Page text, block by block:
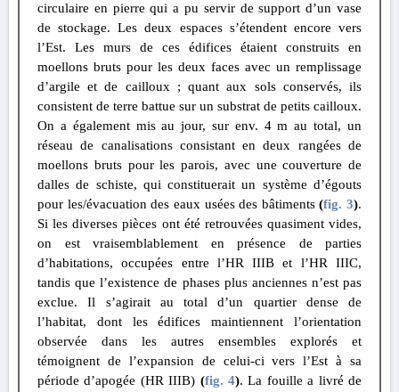
circulaire en pierre qui a pu servir de support d’un vase
de stockage. Les deux espaces s’étendent encore vers
l’Est. Les murs de ces édifices étaient construits en
moellons bruts pour les deux faces avec un remplissage
d’argile et de cailloux ; quant aux sols conservés, ils
consistent de terre battue sur un substrat de petits cailloux.
On a également mis au jour, sur env. 4 m au total, un
réseau de canalisations consistant en deux rangées de
moellons bruts pour les parois, avec une couverture de
dalles de schiste, qui constituerait un système d’égouts
pour les/évacuation des eaux usées des bâtiments(fig. 3).
Si les diverses pièces ont été retrouvées quasiment vides,
on est vraisemblablement en présence de parties
d’habitations, occupées entre l’HR IIIB et l’HR IIIC,
tandis que l’existence de phases plus anciennes n’est pas
exclue. Il s’agirait au total d’un quartier dense de
l’habitat, dont les édifices maintiennent l’orientation
observée dans les autres ensembles explorés et
témoignent de l’expansion de celui-ci vers l’Est à sa
période d’apogée (HR IIIB) (fig. 4). La fouille a livré de